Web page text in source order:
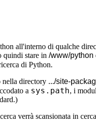
all'interno di qualche
quindi stare in /www/python
di Python.
nella directory .../site-
a sys.path, i
verrà scansionata in